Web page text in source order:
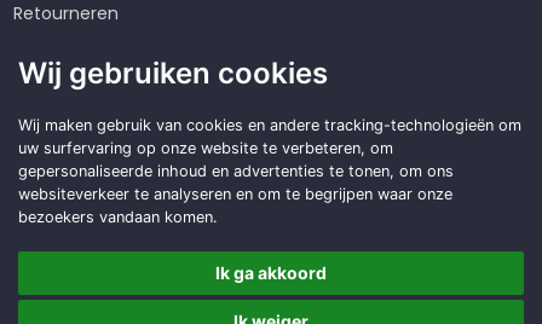
Retourneren
Algemene voorwaarden
Op zoek naar een
duurzameoplossing?
Offerte aanvragen
Wij gebruiken cookies
Wij maken gebruik van cookies en andere tracking-technologieën om
uw surfervaring op onze website te verbeteren, om
gepersonaliseerde inhoud en advertenties te tonen, om ons
websiteverkeer te analyseren en om te begrijpen waar onze
bezoekers vandaan komen.
Ik ga akkoord